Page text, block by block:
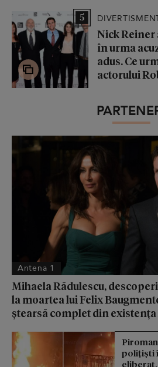
5
Nick Reiner
în urma
adus. Ce
actorului
Antena 1
Mihaela Rădulescu,
la moartea lui Felix
ștearsă complet din existența
poliţişti